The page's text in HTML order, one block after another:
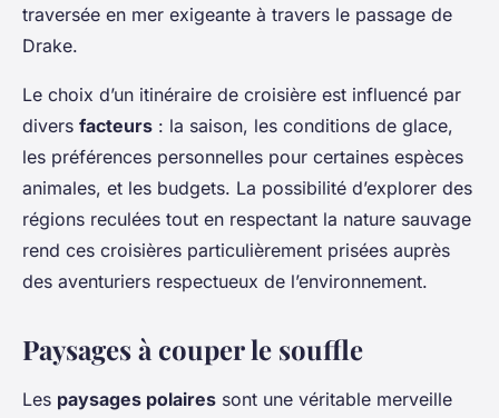
traversée en mer exigeante à travers le passage de
Drake.
Le choix d’un itinéraire de croisière est influencé par
divers facteurs : la saison, les conditions de glace,
les préférences personnelles pour certaines espèces
animales, et les budgets. La possibilité d’explorer des
régions reculées tout en respectant la nature sauvage
rend ces croisières particulièrement prisées auprès
des aventuriers respectueux de l’environnement.
Paysages à couper le souffle
Les paysages polaires sont une véritable merveille